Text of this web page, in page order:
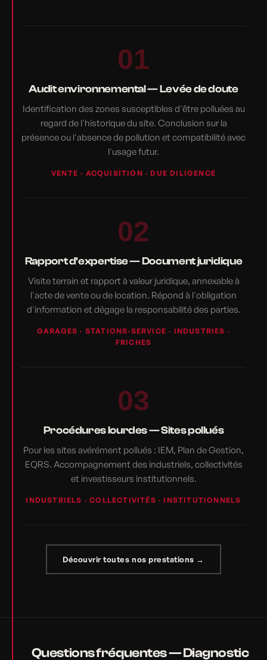
01
Audit environnemental — Levée de doute
Identification des zones susceptibles d'être polluées au
regard de l'historique du site. Conclusion sur la
présence ou l'absence de pollution et compatibilité avec
l'usage futur.
VENTE · ACQUISITION · DUE DILIGENCE
02
Rapport d'expertise — Document juridique
Visite terrain et rapport à valeur juridique, annexable à
l'acte de vente ou de location. Répond à l'obligation
d'information et dégage la responsabilité des parties.
GARAGES · STATIONS-SERVICE · INDUSTRIES ·
FRICHES
03
Procédures lourdes — Sites pollués
Pour les sites avérément pollués : IEM, Plan de Gestion,
EQRS. Accompagnement des industriels, collectivités
et investisseurs institutionnels.
INDUSTRIELS · COLLECTIVITÉS · INSTITUTIONNELS
Découvrir toutes nos prestations →
Questions fréquentes — Diagnostic